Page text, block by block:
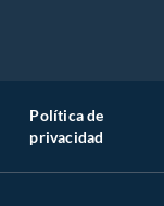
Política de
privacidad